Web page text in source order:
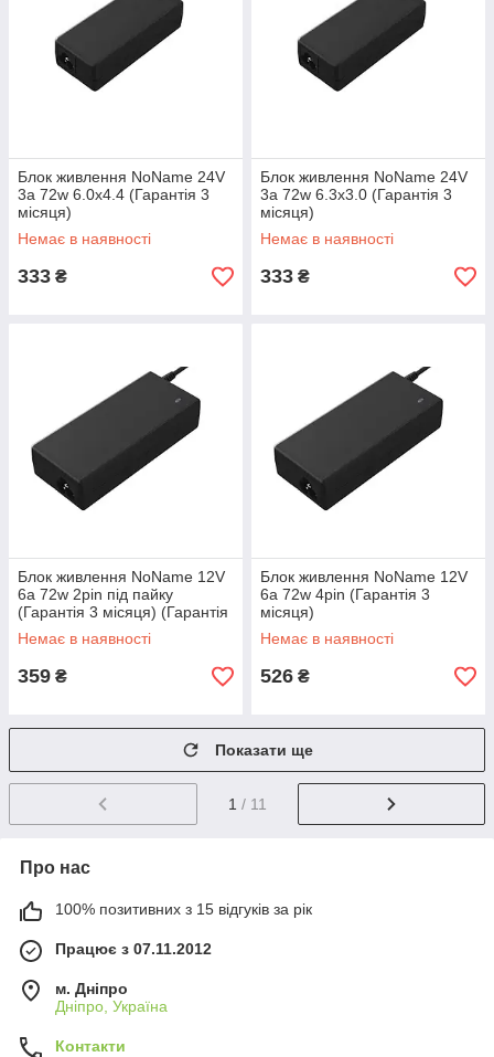
Блок живлення NoName 24V
3a 72w 6.0x4.4 (Гарантія 3
місяця)
Немає в наявності
333 ₴
Блок живлення NoName 24V
3a 72w 6.3x3.0 (Гарантія 3
місяця)
Немає в наявності
333 ₴
Блок живлення NoName 12V
6a 72w 2pin під пайку
(Гарантія 3 місяця) (Гарантія
3 місяця)
Немає в наявності
359 ₴
Блок живлення NoName 12V
6a 72w 4pin (Гарантія 3
місяця)
Немає в наявності
526 ₴
Показати ще
1 / 11
Про нас
100% позитивних з 15 відгуків за рік
Працює з 07.11.2012
м. Дніпро
Дніпро, Україна
Контакти